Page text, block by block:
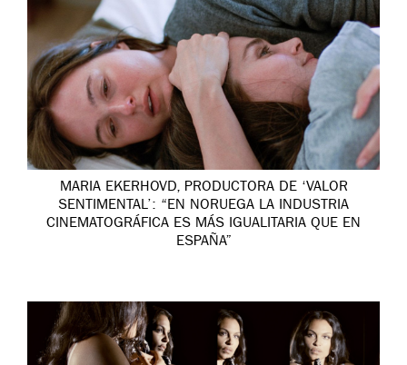
MARIA EKERHOVD, PRODUCTORA DE ‘VALOR
SENTIMENTAL’: “EN NORUEGA LA INDUSTRIA
CINEMATOGRÁFICA ES MÁS IGUALITARIA QUE EN
ESPAÑA”